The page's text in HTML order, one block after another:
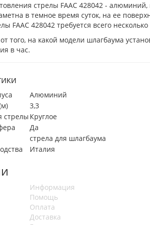
стрелы FAAC 428042 -
в темное время суток, на ее
FAAC 428042 требуется всего несколько
того, на какой модели шлагбаума
в час.
Алюминий
3,3
стрелы Круглое
Да
стрела для шлагбаума
Италия
Информация
Помощь
Оплата
Доставка